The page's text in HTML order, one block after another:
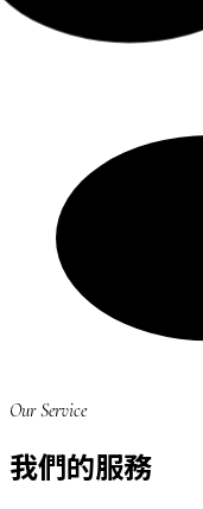
Our Service
我們的服務